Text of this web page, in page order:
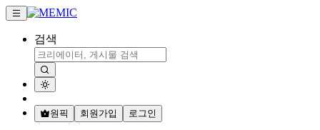
검색
원픽 회원가입 로그인